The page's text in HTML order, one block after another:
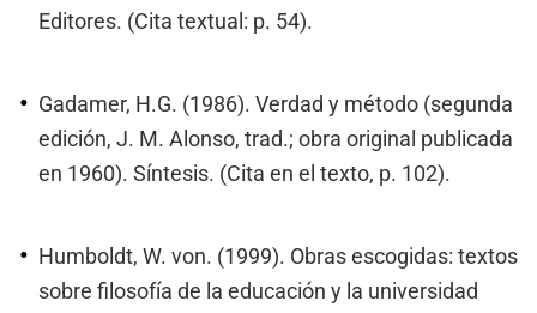
Editores. (Cita textual: p. 54).
Gadamer, H.G. (1986). Verdad y método (segunda
edición, J. M. Alonso, trad.; obra original publicada
en 1960). Síntesis. (Cita en el texto, p. 102).
Humboldt, W. von. (1999). Obras escogidas: textos
sobre filosofía de la educación y la universidad